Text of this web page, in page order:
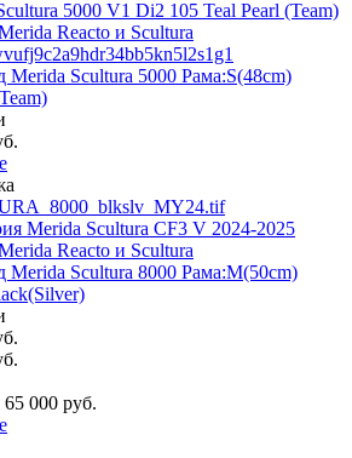
Merida Scultura 5000 Рама:S(48cm)
Merida Scultura 8000 Рама:M(50cm)
65 000 руб.